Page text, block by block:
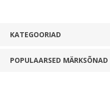
KATEGOORIAD
POPULAARSED MÄRKSÕNAD